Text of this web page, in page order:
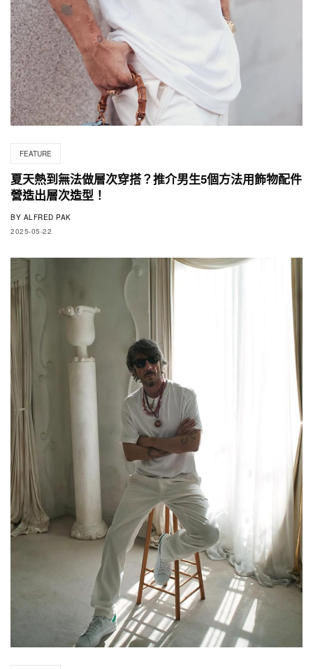
FEATURE
夏天熱到無法做層次穿搭？推介男生5個方法用飾物配件
營造出層次造型！
BY ALFRED PAK
2025-05-22